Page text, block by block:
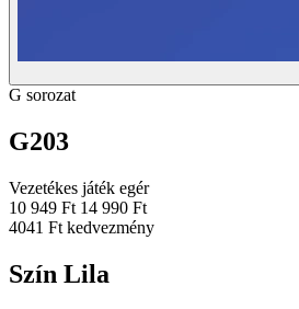
G sorozat
G203
Vezetékes játék egér
10 949 Ft 14 990 Ft
4041 Ft kedvezmény
Szín Lila